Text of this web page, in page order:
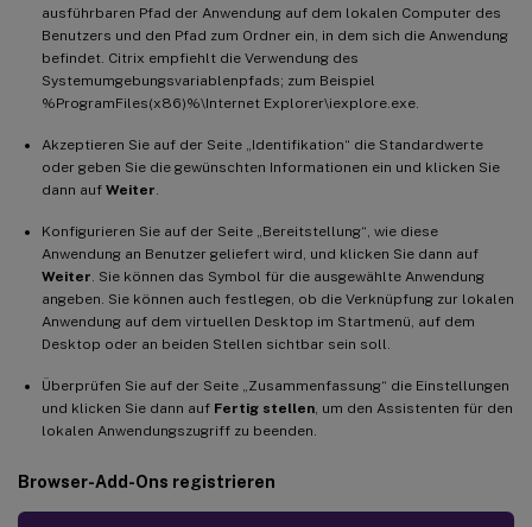
ausführbaren Pfad der Anwendung auf dem lokalen Computer des
Benutzers und den Pfad zum Ordner ein, in dem sich die Anwendung
befindet. Citrix empfiehlt die Verwendung des
Systemumgebungsvariablenpfads; zum Beispiel
%ProgramFiles(x86)%\Internet Explorer\iexplore.exe.
Akzeptieren Sie auf der Seite „Identifikation“ die Standardwerte
oder geben Sie die gewünschten Informationen ein und klicken Sie
dann auf Weiter
Konfigurieren Sie auf der Seite „Bereitstellung“, wie diese
Anwendung an Benutzer geliefert wird, und klicken Sie dann auf
Weiter . Sie können das Symbol für die ausgewählte Anwendung
angeben. Sie können auch festlegen, ob die Verknüpfung zur lokalen
Anwendung auf dem virtuellen Desktop im Startmenü, auf dem
Desktop oder an beiden Stellen sichtbar sein soll.
Überprüfen Sie auf der Seite „Zusammenfassung“ die Einstellungen
und klicken Sie dann auf Fertig stellen , um den Assistenten für den
lokalen Anwendungszugriff zu beenden.
Browser-Add-Ons registrieren